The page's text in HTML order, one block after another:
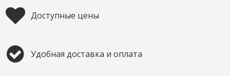
Доступные цены
Удобная доставка и оплата